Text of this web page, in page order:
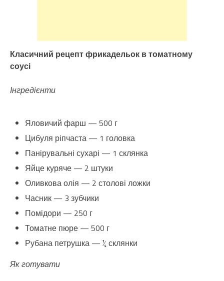
Класичний рецепт фрикадельок в томатному
соусі
Інгредієнти
Яловичий фарш — 500 г
Цибуля ріпчаста — 1 головка
Панірувальні сухарі — 1 склянка
Яйце куряче — 2 штуки
Оливкова олія — 2 столові ложки
Часник — 3 зубчики
Помідори — 250 г
Томатне пюре — 500 г
Рубана петрушка — ¼ склянки
Як готувати